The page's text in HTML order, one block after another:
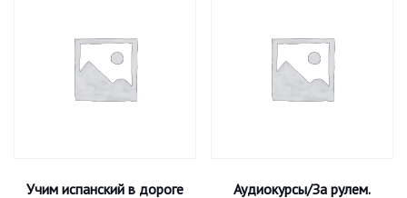
Учим испанский в дороге
Аудиокурсы/За рулем.